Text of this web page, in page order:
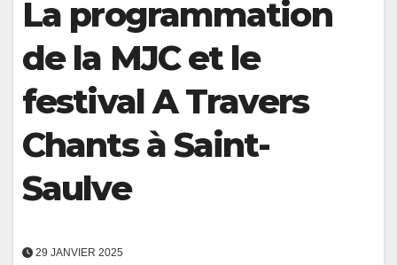
La programmation
de la MJC et le
festival A Travers
Chants à Saint-
Saulve
29 JANVIER 2025